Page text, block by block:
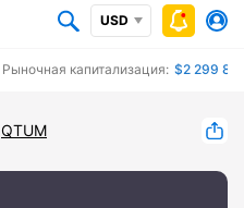
USD
Рыночная капитализация: $2 299
QTUM